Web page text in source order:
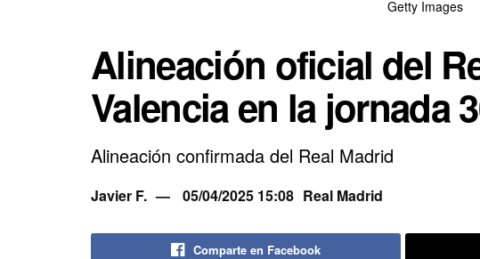
Getty Images
Alineación oficial del
Valencia en la jornada
Alineación confirmada del Real Madrid
Javier F. 05/04/2025 15:08 Real Madrid
Comparte en Facebook